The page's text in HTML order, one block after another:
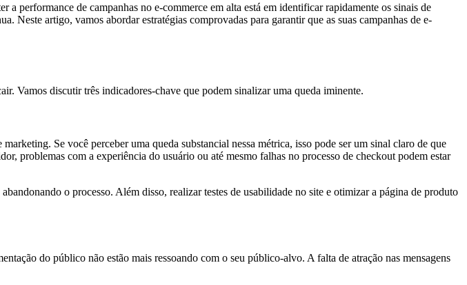
performance de campanhas no e-commerce em alta está em identificar rapidamente os sinais de
Neste artigo, vamos abordar estratégias comprovadas para garantir que as suas campanhas de e-
Vamos discutir três indicadores-chave que podem sinalizar uma queda iminente.
Se você perceber uma queda substancial nessa métrica, isso pode ser um sinal claro de que
problemas com a experiência do usuário ou até mesmo falhas no processo de checkout podem estar
o processo. Além disso, realizar testes de usabilidade no site e otimizar a página de produto
do público não estão mais ressoando com o seu público-alvo. A falta de atração nas mensagens